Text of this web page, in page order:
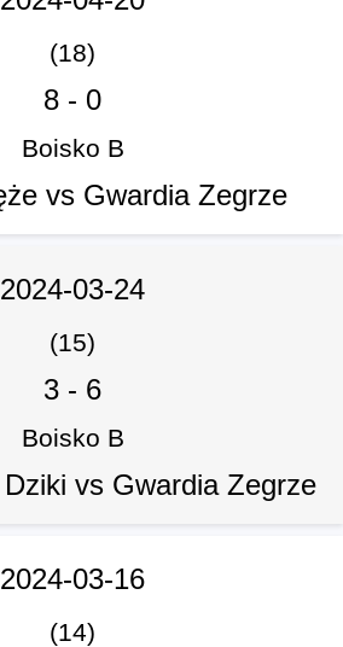
(18)
8 - 0
Boisko B
vs Gwardia Zegrze
2024-03-24
(15)
3 - 6
Boisko B
vs Gwardia Zegrze
2024-03-16
(14)